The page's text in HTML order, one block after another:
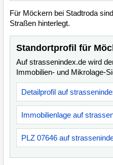
Für Möckern bei Stadtroda
Straßen hinterlegt.
Standortprofil für
Auf strassenindex.de wird
Immobilien- und Mikrolage-
Detailprofil auf
Immobilienlage auf
PLZ 07646 auf